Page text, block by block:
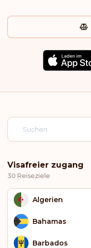
Visafreier zugang
30 Reiseziele
Algerien
Bahamas
Barbados